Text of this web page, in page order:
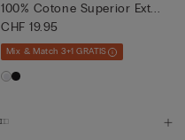
100% Cotone Superior Ext...
CHF 19.95
Mix & Match 3+1 GRATIS